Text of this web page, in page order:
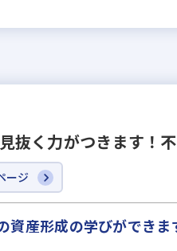
く力がつきます！不
ージ
資産形成の学びができ